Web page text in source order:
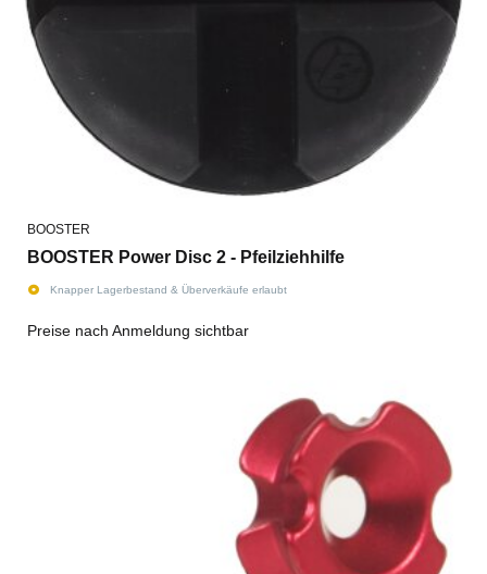
BOOSTER
BOOSTER Power Disc 2 - Pfeilziehhilfe
Knapper Lagerbestand & Überverkäufe erlaubt
Preise nach Anmeldung sichtbar